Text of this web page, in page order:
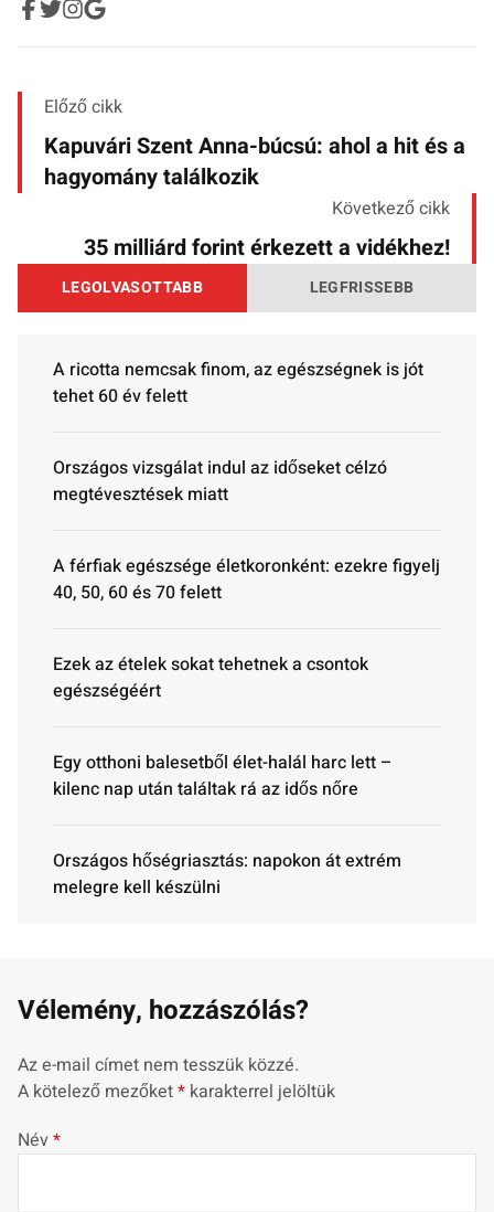
Előző cikk
Kapuvári Szent Anna-búcsú: ahol a hit és a
hagyomány találkozik
Következő cikk
35 milliárd forint érkezett a vidékhez!
LEGOLVASOTTABB LEGFRISSEBB
A ricotta nemcsak finom, az egészségnek is jót
tehet 60 év felett
Országos vizsgálat indul az időseket célzó
megtévesztések miatt
A férfiak egészsége életkoronként: ezekre figyelj
40, 50, 60 és 70 felett
Ezek az ételek sokat tehetnek a csontok
egészségéért
Egy otthoni balesetből élet-halál harc lett –
kilenc nap után találtak rá az idős nőre
Országos hőségriasztás: napokon át extrém
melegre kell készülni
Vélemény, hozzászólás?
Az e-mail címet nem tesszük közzé.
A kötelező mezőket* karakterrel jelöltük
Név*